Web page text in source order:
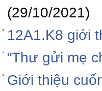
(29/10/2021)
12A1.K8 giới
“Thư gửi mẹ
Giới thiệu